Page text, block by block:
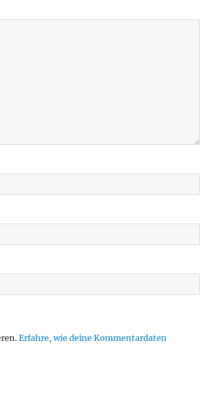
Erfahre, wie deine Kommentardaten